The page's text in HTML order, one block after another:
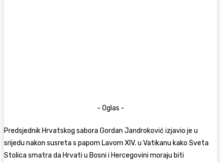
- Oglas -
Predsjednik Hrvatskog sabora Gordan Jandroković izjavio je u
srijedu nakon susreta s papom Lavom XIV. u Vatikanu kako Sveta
Stolica smatra da Hrvati u Bosni i Hercegovini moraju biti